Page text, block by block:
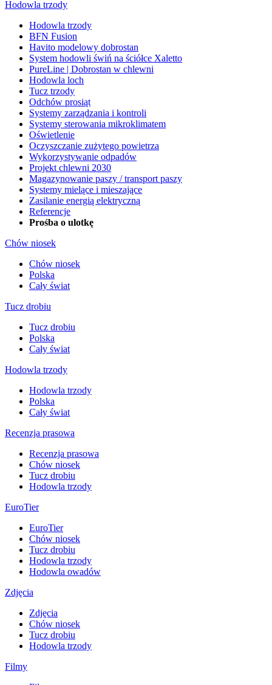
Hodowla trzody
Hodowla trzody
BFN Fusion
Havito modelowy dobrostan
System hodowli świń na ściółce Xaletto
PureLine | Dobrostan w chlewni
Hodowla loch
Tucz trzody
Odchów prosiąt
Systemy zarządzania i kontroli
Systemy sterowania mikroklimatem
Oświetlenie
Oczyszczanie zużytego powietrza
Wykorzystywanie odpadów
Projekt chlewni 2030
Magazynowanie paszy / transport paszy
Systemy mielące i mieszające
Zasilanie energią elektryczną
Referencje
Prośba o ulotkę
Chów niosek
Chów niosek
Polska
Cały świat
Tucz drobiu
Tucz drobiu
Polska
Cały świat
Hodowla trzody
Hodowla trzody
Polska
Cały świat
Recenzja prasowa
Recenzja prasowa
Chów niosek
Tucz drobiu
Hodowla trzody
EuroTier
EuroTier
Chów niosek
Tucz drobiu
Hodowla trzody
Hodowla owadów
Zdjęcia
Zdjęcia
Chów niosek
Tucz drobiu
Hodowla trzody
Filmy